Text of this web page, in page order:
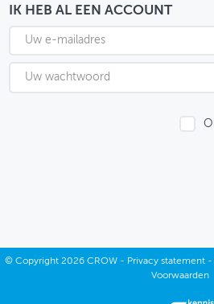
THEMASITES
MIJN PROFIEL
GEBRUIKER
IK HEB AL EEN ACCOUNT
© Copyright2026 CROW - Privacy statement-
Voorwaarden